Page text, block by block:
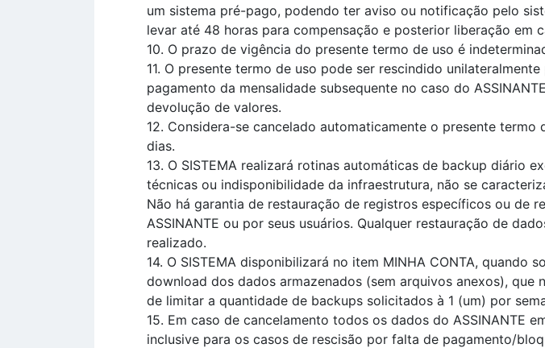
um sistema pré-pago, podendo ter aviso ou notificação pelo
levar até 48 horas para compensação e posterior liberação em
10. O prazo de vigência do presente termo de uso é
11. O presente termo de uso pode ser rescindido
pagamento da mensalidade subsequente no caso do
devolução de valores.
12. Considera-se cancelado automaticamente o presente
dias.
13. O SISTEMA realizará rotinas automáticas de backup diário
técnicas ou indisponibilidade da infraestrutura, não se
Não há garantia de restauração de registros específicos ou de
ASSINANTE ou por seus usuários. Qualquer restauração de
realizado.
14. O SISTEMA disponibilizará no item MINHA CONTA, quando
download dos dados armazenados (sem arquivos anexos),
de limitar a quantidade de backups solicitados à 1 (um) por
15. Em caso de cancelamento todos os dados do ASSINANTE
inclusive para os casos de rescisão por falta de pagamento/